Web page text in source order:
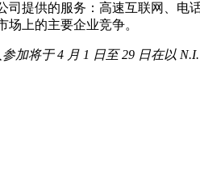
司提供的服务：高速互联网、
上的主要企业竞争。
加将于 4 月 1 日至 29 日在以